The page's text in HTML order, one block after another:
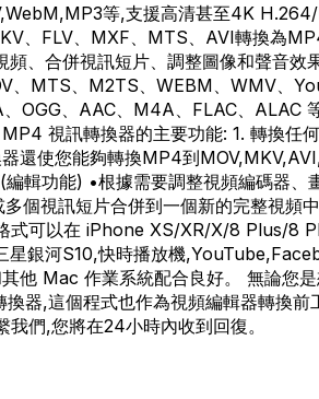
等,支援高清甚至4K
、FLV、MXF、MTS、AVI轉換為
、合併視訊短片、調整圖像和聲音
MTS、M2TS、WEBM、WMV、
、AAC、M4A、FLAC、ALAC
視訊轉換器的主要功能: 1. 轉換
還使您能夠轉換MP4到
功能) •根據需要調整視頻編碼器、
個視訊短片合併到一個新的完整視
式可以在 iPhone XS/XR/X/8
銀河S10,快時播放機
他 Mac 作業系統配合良好。 無論
轉換器,這個程式也作為視頻編輯
們,您將在24小時內收到回復。